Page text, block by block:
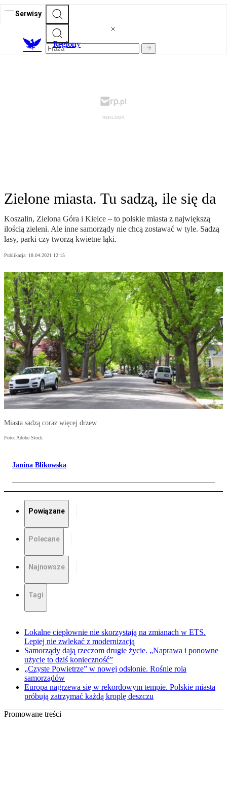
Serwisy
Regiony
Zielone miasta. Tu sadzą, ile się da
Koszalin, Zielona Góra i Kielce – to polskie miasta z największą
ilością zieleni. Ale inne samorządy nie chcą zostawać w tyle. Sadzą
lasy, parki czy tworzą kwietne łąki.
Publikacja: 18.04.2021 12:15
Miasta sadzą coraz więcej drzew.
Foto: Adobe Stock
Janina Blikowska
Powiązane
Polecane
Najnowsze
Tagi
Lokalne ciepłownie nie skorzystają na zmianach w ETS.
Lepiej nie zwlekać z modernizacją
Samorządy dają rzeczom drugie życie. „Naprawa i ponowne
użycie to dziś konieczność”
„Czyste Powietrze” w nowej odsłonie. Rośnie rola
samorządów
Europa nagrzewa się w rekordowym tempie. Polskie miasta
próbują zatrzymać każdą kroplę deszczu
Promowane treści